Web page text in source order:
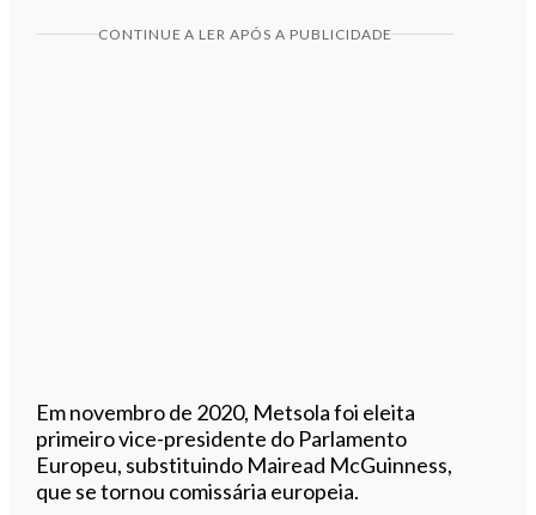
CONTINUE A LER APÓS A PUBLICIDADE
Em novembro de 2020, Metsola foi eleita
primeiro vice-presidente do Parlamento
Europeu, substituindo Mairead McGuinness,
que se tornou comissária europeia.